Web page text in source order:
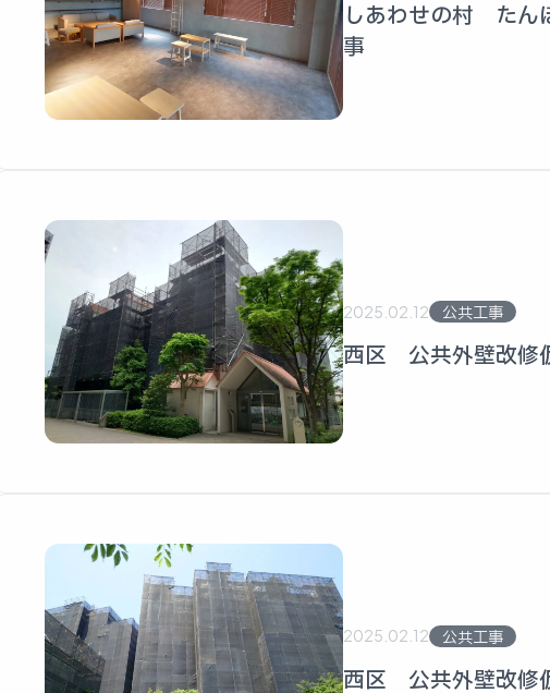
しあわせの村 たん
事
2025.02.12 公共工事
西区 公共外壁改修
2025.02.12 公共工事
西区 公共外壁改修